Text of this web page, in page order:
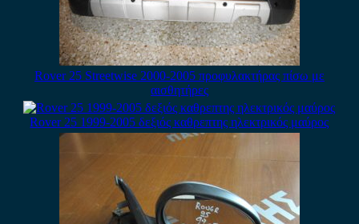
Rover 25 Streetwise 2000-2005 προφυλακτήρας πίσω με
αισθητήρες
Rover 25 1999-2005 δεξιός καθρεπτης ηλεκτρικός μαύρος